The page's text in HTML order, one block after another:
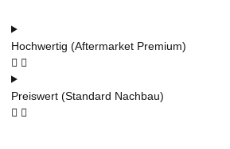
Hochwertig (Aftermarket Premium)
Preiswert (Standard Nachbau)